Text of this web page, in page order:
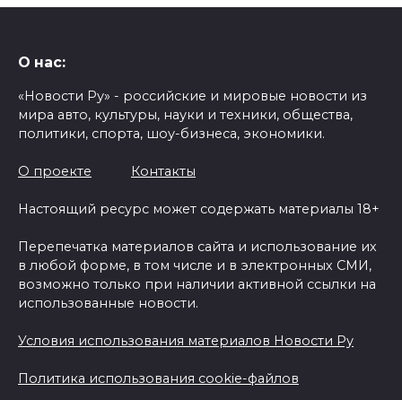
О нас:
«Новости Ру» - российские и мировые новости из
мира авто, культуры, науки и техники, общества,
политики, спорта, шоу-бизнеса, экономики.
О проекте Контакты
Настоящий ресурс может содержать материалы 18+
Перепечатка материалов сайта и использование их
в любой форме, в том числе и в электронных СМИ,
возможно только при наличии активной ссылки на
использованные новости.
Условия использования материалов Новости Ру
Политика использования cookie-файлов